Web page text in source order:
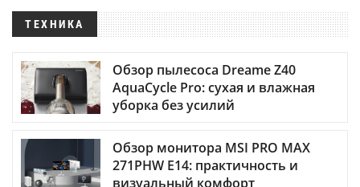
ТЕХНИКА
Обзор пылесоса Dreame Z40
AquaCycle Pro: сухая и влажная
уборка без усилий
Обзор монитора MSI PRO MAX
271PHW E14: практичность и
визуальный комфорт